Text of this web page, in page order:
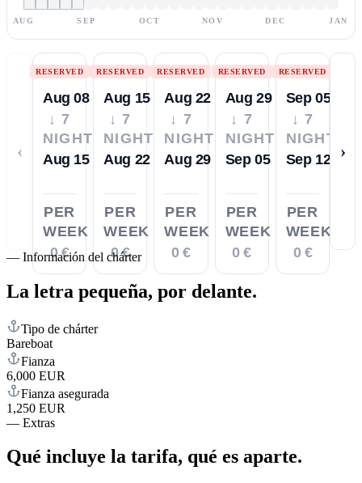
AUG SEP OCT NOV DEC JAN
‹
RESERVED
Aug 08
↓ 7
NIGHTS
Aug 15
PER
WEEK
0 €
RESERVED
Aug 15
↓ 7
NIGHTS
Aug 22
PER
WEEK
0 €
RESERVED
Aug 22
↓ 7
NIGHTS
Aug 29
PER
WEEK
0 €
RESERVED
Aug 29
↓ 7
NIGHTS
Sep 05
PER
WEEK
0 €
RESERVED
Sep 05
↓ 7
NIGHTS
Sep 12
PER
WEEK
0 €
›
— Información del chárter
La letra pequeña, por delante.
Tipo de chárter
Bareboat
Fianza
6,000 EUR
Fianza asegurada
1,250 EUR
— Extras
Qué incluye la tarifa, qué es aparte.